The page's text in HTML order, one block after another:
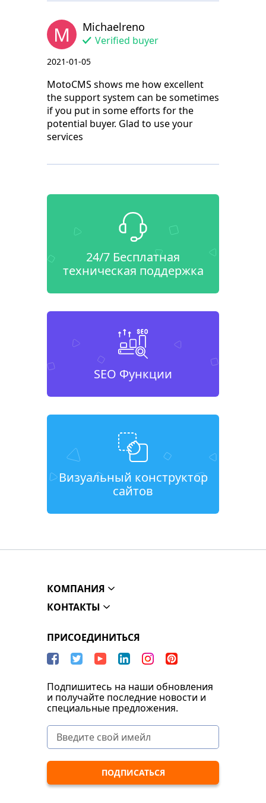
M Michaelreno
Verified buyer
2021-01-05
MotoCMS shows me how excellent
the support system can be sometimes
if you put in some efforts for the
potential buyer. Glad to use your
services
24/7 Бесплатная
техническая поддержка
SEO Функции
Визуальный конструктор
сайтов
КОМПАНИЯ
КОНТАКТЫ
ПРИСОЕДИНИТЬСЯ
Подпишитесь на наши обновления
и получайте последние новости и
специальные предложения.